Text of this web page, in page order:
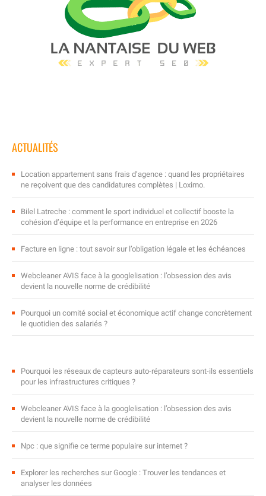
ACTUALITÉS
Location appartement sans frais d’agence : quand les propriétaires
ne reçoivent que des candidatures complètes | Loximo.
Bilel Latreche : comment le sport individuel et collectif booste la
cohésion d’équipe et la performance en entreprise en 2026
Facture en ligne : tout savoir sur l’obligation légale et les échéances
Webcleaner AVIS face à la googlelisation : l’obsession des avis
devient la nouvelle norme de crédibilité
Pourquoi un comité social et économique actif change concrètement
le quotidien des salariés ?
Pourquoi les réseaux de capteurs auto-réparateurs sont-ils essentiels
pour les infrastructures critiques ?
Webcleaner AVIS face à la googlelisation : l’obsession des avis
devient la nouvelle norme de crédibilité
Npc : que signifie ce terme populaire sur internet ?
Explorer les recherches sur Google : Trouver les tendances et
analyser les données